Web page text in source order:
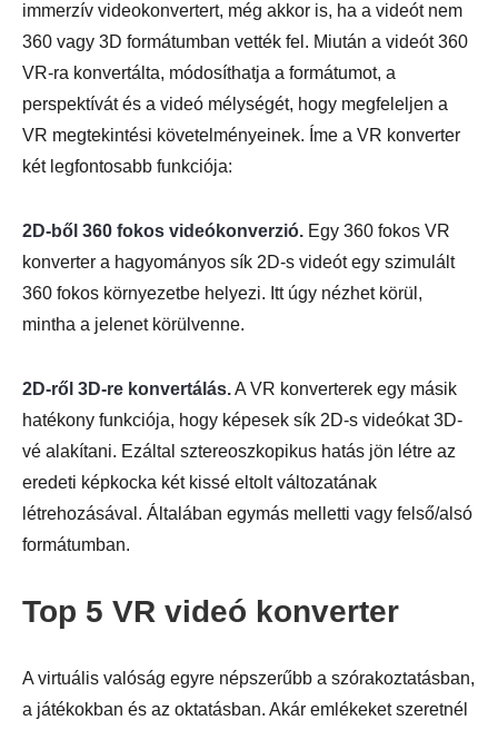
immerzív videokonvertert, még akkor is, ha a videót nem
360 vagy 3D formátumban vették fel. Miután a videót 360
VR-ra konvertálta, módosíthatja a formátumot, a
perspektívát és a videó mélységét, hogy megfeleljen a
VR megtekintési követelményeinek. Íme a VR konverter
két legfontosabb funkciója:
2D-ből 360 fokos videókonverzió. Egy 360 fokos VR
konverter a hagyományos sík 2D-s videót egy szimulált
360 fokos környezetbe helyezi. Itt úgy nézhet körül,
mintha a jelenet körülvenne.
2D-ről 3D-re konvertálás.A VR konverterek egy másik
hatékony funkciója, hogy képesek sík 2D-s videókat 3D-
vé alakítani. Ezáltal sztereoszkopikus hatás jön létre az
eredeti képkocka két kissé eltolt változatának
létrehozásával. Általában egymás melletti vagy felső/alsó
formátumban.
Top 5 VR videó konverter
A virtuális valóság egyre népszerűbb a szórakoztatásban,
a játékokban és az oktatásban. Akár emlékeket szeretnél